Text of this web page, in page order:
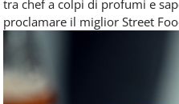
tra chef a colpi di profumi e
proclamare il miglior Street